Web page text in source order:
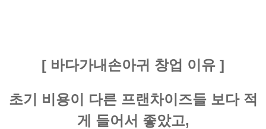
[ 바다가내손아귀 창업 이유 ]
초기 비용이 다른 프랜차이즈들 보다 적
게 들어서 좋았고,